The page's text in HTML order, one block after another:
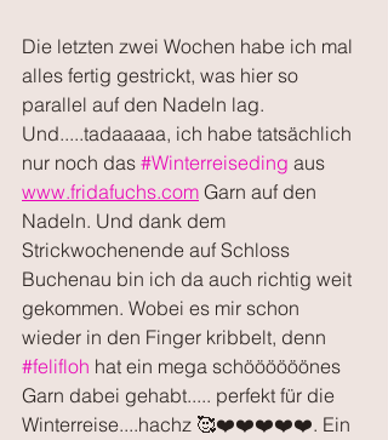
Die letzten zwei Wochen habe ich mal
alles fertig gestrickt, was hier so
parallel auf den Nadeln lag.
Und.....tadaaaaa, ich habe tatsächlich
nur noch das #Winterreiseding aus
www.fridafuchs.com Garn auf den
Nadeln. Und dank dem
Strickwochenende auf Schloss
Buchenau bin ich da auch richtig weit
gekommen. Wobei es mir schon
wieder in den Finger kribbelt, denn
#felifloh hat ein mega schöööööönes
Garn dabei gehabt..... perfekt für die
Winterreise....hachz 🥰❤️❤️❤️❤️❤️. Ein